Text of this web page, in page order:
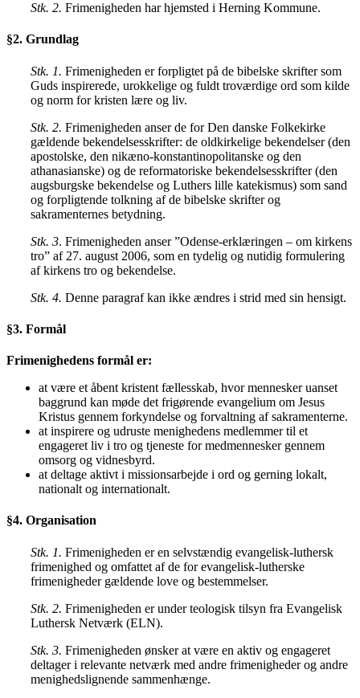
Stk. 2. Frimenigheden har hjemsted i Herning Kommune.
§2. Grundlag
Stk. 1. Frimenigheden er forpligtet på de bibelske skrifter som
Guds inspirerede, urokkelige og fuldt troværdige ord som kilde
og norm for kristen lære og liv.
Stk. 2. Frimenigheden anser de for Den danske Folkekirke
gældende bekendelsesskrifter: de oldkirkelige bekendelser (den
apostolske, den nikæno-konstantinopolitanske og den
athanasianske) og de reformatoriske bekendelsesskrifter (den
augsburgske bekendelse og Luthers lille katekismus) som sand
og forpligtende tolkning af de bibelske skrifter og
sakramenternes betydning.
Stk. 3. Frimenigheden anser ”Odense-erklæringen – om kirkens
tro” af 27. august 2006, som en tydelig og nutidig formulering
af kirkens tro og bekendelse.
Stk. 4. Denne paragraf kan ikke ændres i strid med sin hensigt.
§3. Formål
Frimenighedens formål er:
at være et åbent kristent fællesskab, hvor mennesker uanset
baggrund kan møde det frigørende evangelium om Jesus
Kristus gennem forkyndelse og forvaltning af sakramenterne.
at inspirere og udruste menighedens medlemmer til et
engageret liv i tro og tjeneste for medmennesker gennem
omsorg og vidnesbyrd.
at deltage aktivt i missionsarbejde i ord og gerning lokalt,
nationalt og internationalt.
§4. Organisation
Stk. 1. Frimenigheden er en selvstændig evangelisk-luthersk
frimenighed og omfattet af de for evangelisk-lutherske
frimenigheder gældende love og bestemmelser.
Stk. 2. Frimenigheden er under teologisk tilsyn fra Evangelisk
Luthersk Netværk (ELN).
Stk. 3. Frimenigheden ønsker at være en aktiv og engageret
deltager i relevante netværk med andre frimenigheder og andre
menighedslignende sammenhænge.